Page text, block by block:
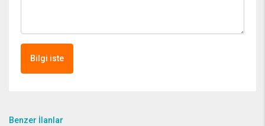
Bilgi iste
Benzer İlanlar